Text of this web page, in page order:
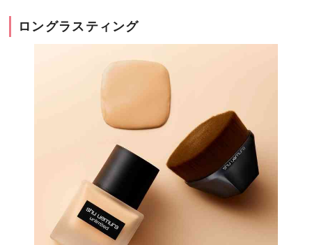
ロングラスティング